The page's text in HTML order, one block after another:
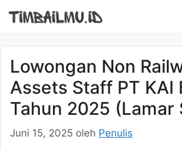
Lowongan Non
Assets Staff PT KAI
Tahun 2025 (Lamar
Juni 15, 2025 oleh Penulis